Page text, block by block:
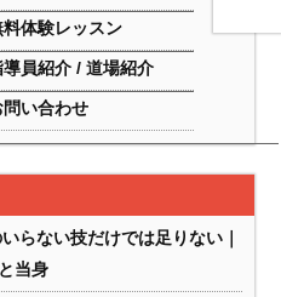
料体験レッスン
導員紹介 / 道場紹介
問い合わせ
らない技だけでは足りない｜
当身